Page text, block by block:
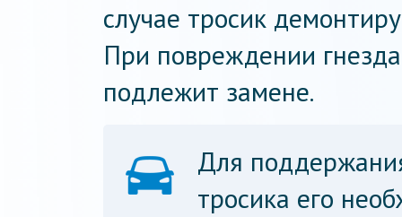
случае тросик
При повреждении
подлежит замене.
Для
тросика его